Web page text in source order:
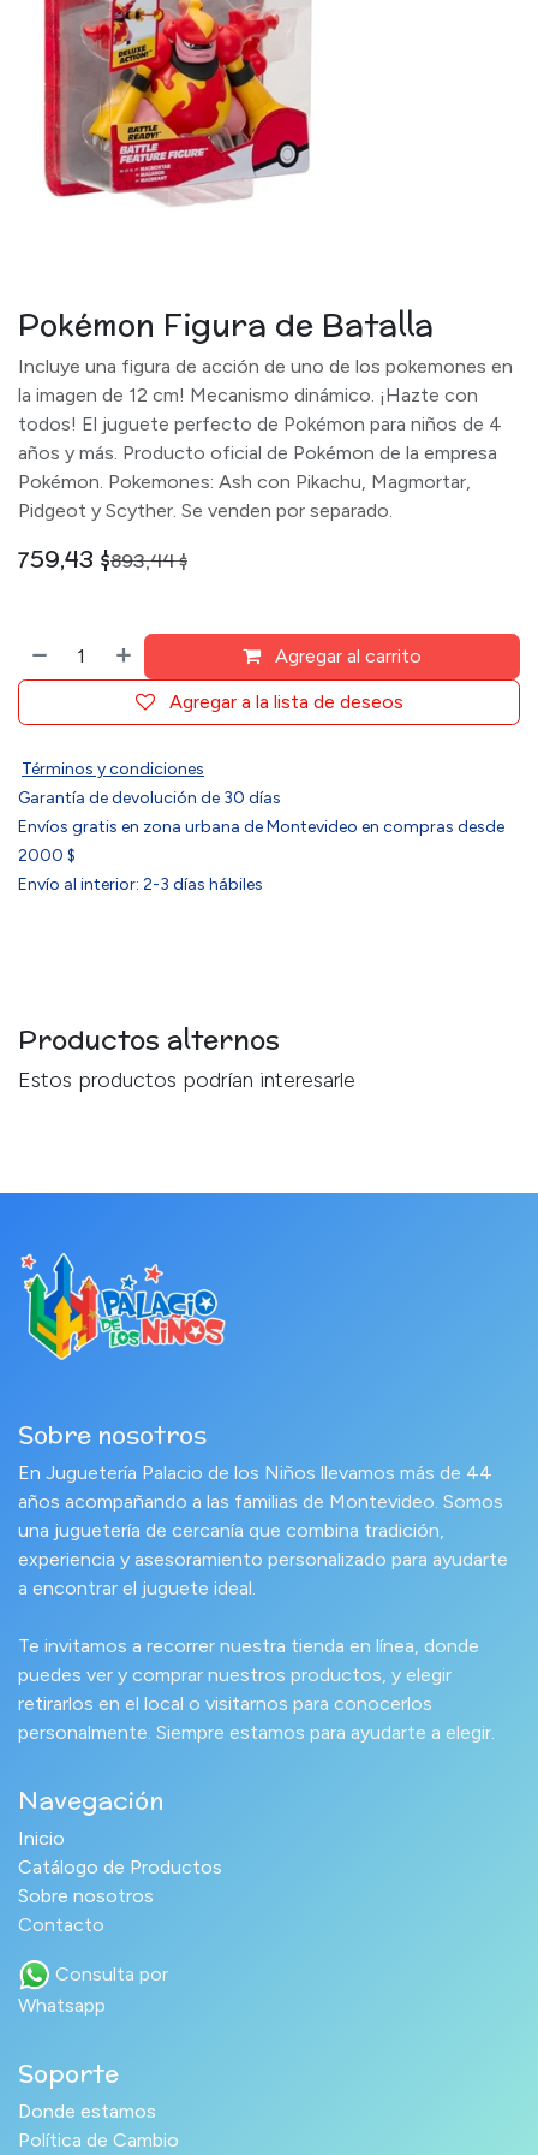
Pokémon Figura de Batalla
Incluye una figura de acción de uno de los pokemones en
la imagen de 12 cm! Mecanismo dinámico. ¡Hazte con
todos! El juguete perfecto de Pokémon para niños de 4
años y más. Producto oficial de Pokémon de la empresa
Pokémon. Pokemones: Ash con Pikachu, Magmortar,
Pidgeot y Scyther. Se venden por separado.
759,43 $893,44$
Agregar al carrito
Agregar a la lista de deseos
Términos y condiciones
Garantía de devolución de 30 días
Envíos gratis en zona urbana de Montevideo en compras desde
2000 $
Envío al interior: 2-3 días hábiles
Productos alternos
Estos productos podrían interesarle
Sobre nosotros
En Juguetería Palacio de los Niños llevamos más de 44
años acompañando a las familias de Montevideo. Somos
una juguetería de cercanía que combina tradición,
experiencia y asesoramiento personalizado para ayudarte
a encontrar el juguete ideal.
Te invitamos a recorrer nuestra tienda en línea, donde
puedes ver y comprar nuestros productos, y elegir
retirarlos en el local o visitarnos para conocerlos
personalmente. Siempre estamos para ayudarte a elegir.
Navegación
Inicio
Catálogo de Productos
Sobre nosotros
Contacto
Consulta por
Whatsapp
Soporte
Donde estamos
Política de Cambio